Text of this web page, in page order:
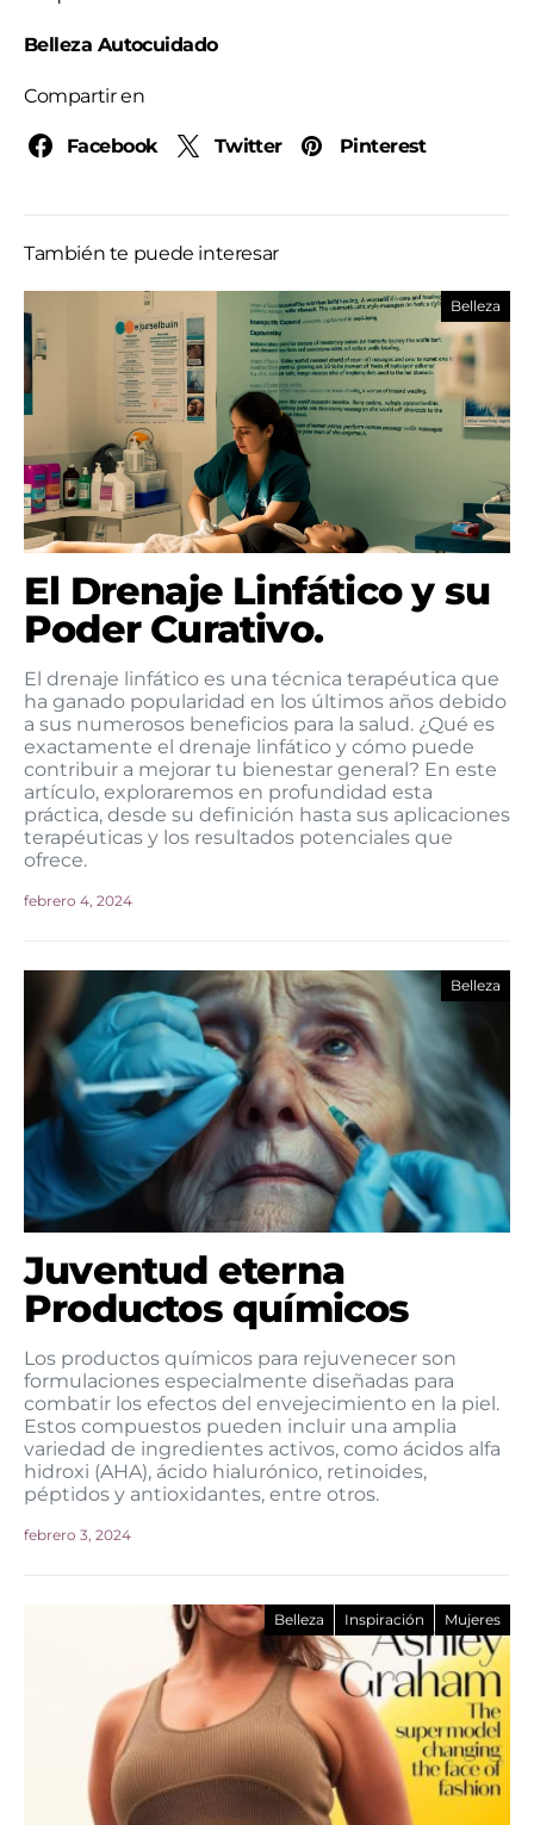
Belleza Autocuidado
Compartir en
Facebook Twitter Pinterest
También te puede interesar
Belleza
El Drenaje Linfático y su
Poder Curativo.
El drenaje linfático es una técnica terapéutica que
ha ganado popularidad en los últimos años debido
a sus numerosos beneficios para la salud. ¿Qué es
exactamente el drenaje linfático y cómo puede
contribuir a mejorar tu bienestar general? En este
artículo, exploraremos en profundidad esta
práctica, desde su definición hasta sus aplicaciones
terapéuticas y los resultados potenciales que
ofrece.
febrero 4, 2024
Belleza
Juventud eterna
Productos químicos
Los productos químicos para rejuvenecer son
formulaciones especialmente diseñadas para
combatir los efectos del envejecimiento en la piel.
Estos compuestos pueden incluir una amplia
variedad de ingredientes activos, como ácidos alfa
hidroxi (AHA), ácido hialurónico, retinoides,
péptidos y antioxidantes, entre otros.
febrero 3, 2024
Belleza Inspiración Mujeres